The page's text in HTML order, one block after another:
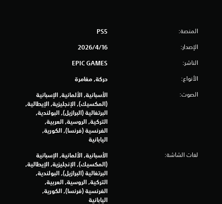
ل
ي
0
2
المنصة: PS5
الإصدار: 16‏/4‏/2026
الناشر: EPIC GAMES
الأنواع: حركة, مغامرة
الصوت:
الأسبانية, الألمانية, الإسبانية
(المكسيك), الإنجليزية, الإيطالية,
البرتغالية (البرازيل), البولندية,
التركية, الروسية, العربية,
الفرنسية (فرنسا), الكورية,
اليابانية
لغات الشاشة:
الأسبانية, الألمانية, الإسبانية
(المكسيك), الإنجليزية, الإيطالية,
البرتغالية (البرازيل), البولندية,
التركية, الروسية, العربية,
الفرنسية (فرنسا), الكورية,
اليابانية